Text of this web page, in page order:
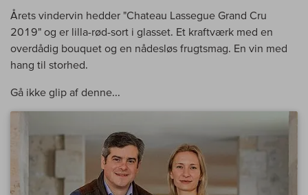
Årets vindervin hedder "Chateau Lassegue Grand Cru
2019" og er lilla-rød-sort i glasset. Et kraftværk med en
overdådig bouquet og en nådesløs frugtsmag. En vin med
hang til storhed.
Gå ikke glip af denne...